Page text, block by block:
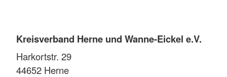
Kreisverband Herne und Wanne-Eickel e.V.
Harkortstr. 29
44652 Herne